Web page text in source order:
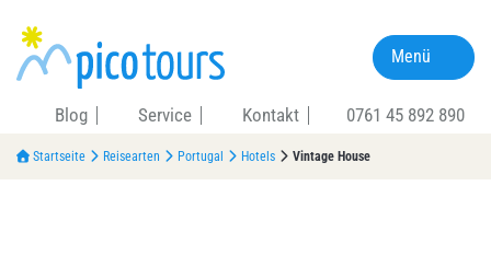
Blog Service Kontakt 0761 45 892 890
Menü
Startseite Reisearten Portugal Hotels Vintage House